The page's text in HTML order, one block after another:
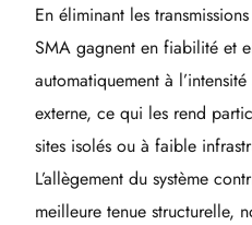
En éliminant les
SMA gagnent en fiabilité et
automatiquement à
externe, ce qui les rend
sites isolés ou à faible
L’allègement du système
meilleure tenue structurelle,